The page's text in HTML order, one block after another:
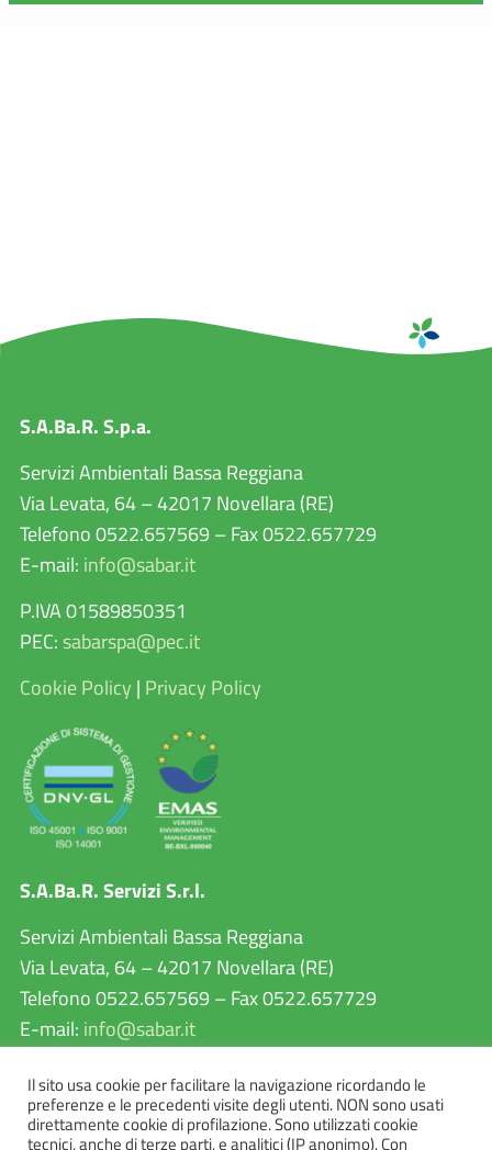
S.A.Ba.R. S.p.a.
Servizi Ambientali Bassa Reggiana
Via Levata, 64 – 42017 Novellara (RE)
Telefono 0522.657569 – Fax 0522.657729
E-mail: info@sabar.it
P.IVA 01589850351
PEC: sabarspa@pec.it
Cookie Policy | Privacy Policy
S.A.Ba.R. Servizi S.r.l.
Servizi Ambientali Bassa Reggiana
Via Levata, 64 – 42017 Novellara (RE)
Telefono 0522.657569 – Fax 0522.657729
E-mail: info@sabar.it
P.IVA 02460240357
PEC:sabarservizisrl@pec.it
Il sito usa cookie per facilitare la navigazione ricordando le
preferenze e le precedenti visite degli utenti. NON sono usati
direttamente cookie di profilazione. Sono utilizzati cookie
tecnici, anche di terze parti, e analitici (IP anonimo). Con